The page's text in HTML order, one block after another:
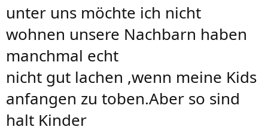
unter uns möchte ich nicht
wohnen unsere Nachbarn haben
manchmal echt
nicht gut lachen ,wenn meine Kids
anfangen zu toben.Aber so sind
halt Kinder